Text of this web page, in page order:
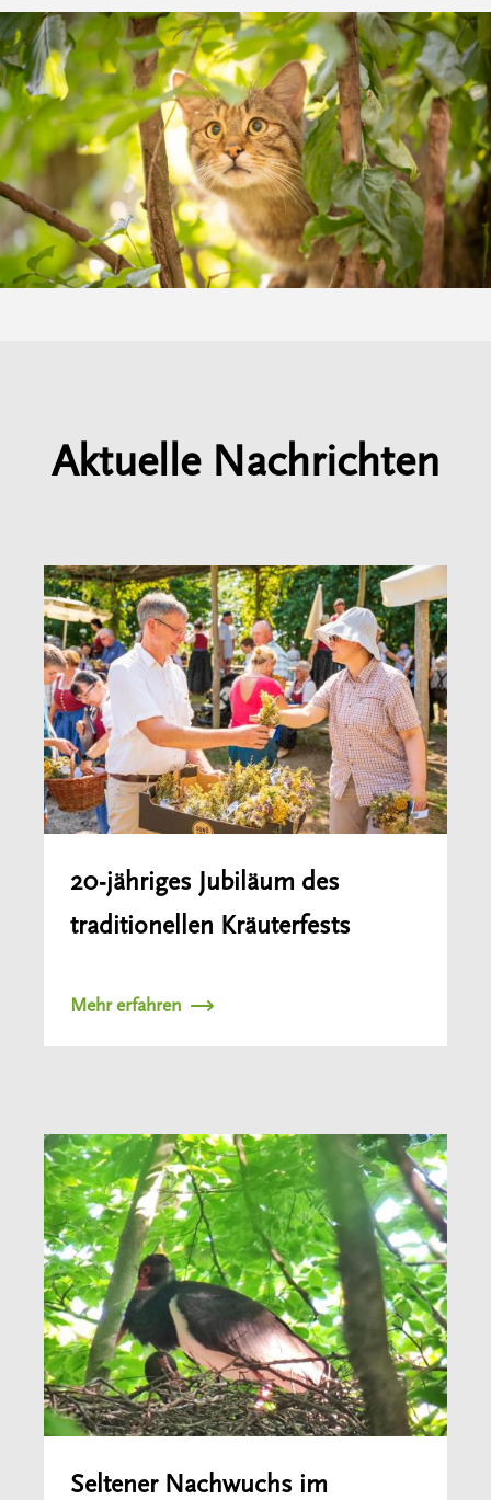
Aktuelle Nachrichten
20-jähriges Jubiläum des
traditionellen Kräuterfests
Mehr erfahren
Seltener Nachwuchs im